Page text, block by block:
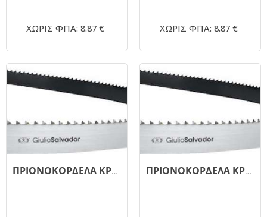
ΧΩΡΙΣ ΦΠΑ: 8.87 € ΧΩΡΙΣ ΦΠΑ: 8.87 €
ΠΡΙΟΝΟΚΟΡΔΕΛΑ ΚΡΕΑΤΟΣ 1780.19mm G.SALVADOR 4TPI ΠΡΙΟΝΟΚΟΡΔΕΛΑ ΚΡΕΑΤΟΣ 1760.19mm G.SALVADOR 4TPI